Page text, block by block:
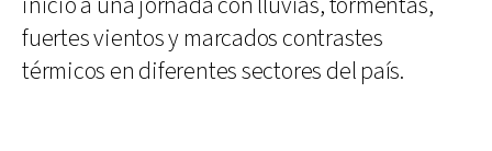
fuertes vientos y marcados contrastes
térmicos en diferentes sectores del país.